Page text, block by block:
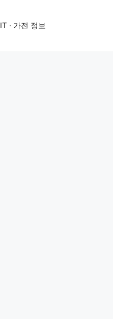
IT · 가전 정보